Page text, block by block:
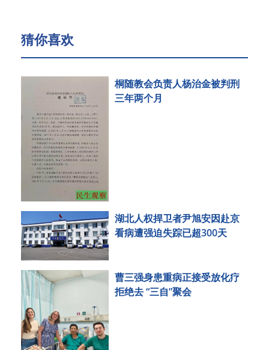
猜你喜欢
桐随教会负责人杨治金被判刑
三年两个月
湖北人权捍卫者尹旭安因赴京
看病遭强迫失踪已超300天
曹三强身患重病正接受放化疗
拒绝去 “三自”聚会